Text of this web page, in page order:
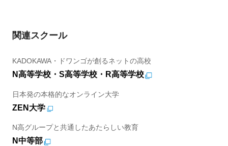
関連スクール
KADOKAWA・ドワンゴが創るネットの高校
N高等学校・S高等学校・R高等学校
日本発の本格的なオンライン大学
ZEN大学
N高グループと共通したあたらしい教育
N中等部